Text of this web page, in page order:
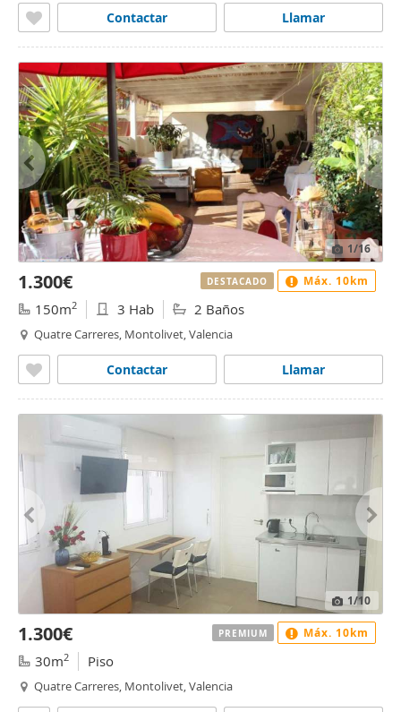
Llamar
Contactar
1/16
1.300€
150m2 3 Hab 2 Baños
Quatre Carreres, Montolivet, Valencia
Llamar
Contactar
DESTACADO Máx. 10km
1/10
1.300€
30m2 Piso
Quatre Carreres, Montolivet, Valencia
PREMIUM Máx. 10km